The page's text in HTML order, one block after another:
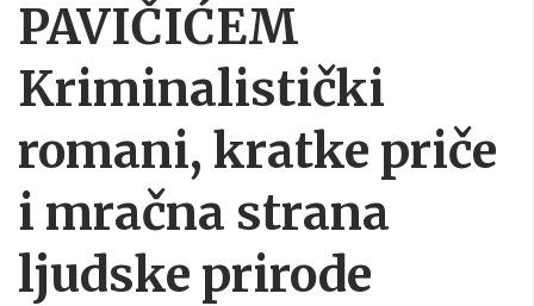
PAVIČIĆEM
Kriminalistički
romani, kratke priče
i mračna strana
ljudske prirode